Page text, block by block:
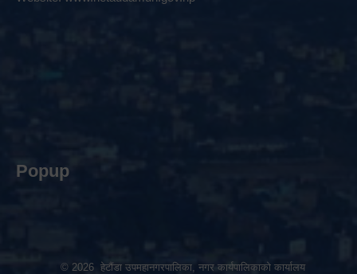
Popup
© 2026 हेटौंडा उपमहानगरपालिका, नगर कार्यपालिकाको कार्यालय